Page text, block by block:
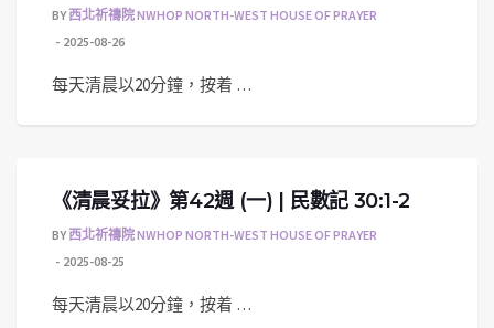
BY西北祈禱院 NWHOP NORTH-WEST HOUSE OF PRAYER
2025-08-26
每天清晨以20分鐘，按着 …
《清晨妥拉》第42週 (一) | 民數記 30:1-2
BY西北祈禱院 NWHOP NORTH-WEST HOUSE OF PRAYER
2025-08-25
每天清晨以20分鐘，按着 …